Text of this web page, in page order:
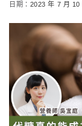
日期： 2023 年 7 月 10